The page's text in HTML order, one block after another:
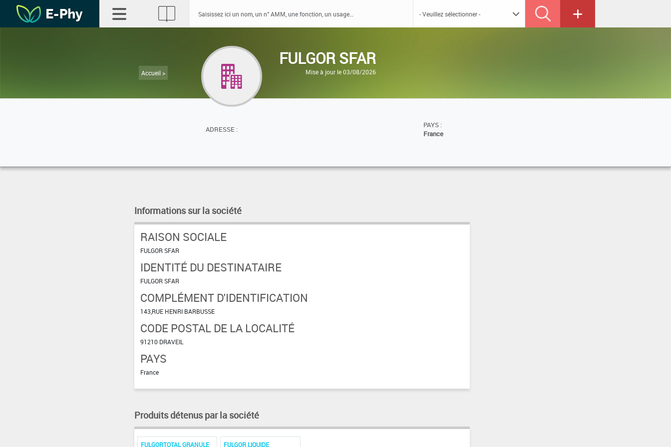
Accueil >
FULGOR SFAR
Mise à jour le 03/08/2026
ADRESSE :
PAYS :
France
Informations sur la société
RAISON SOCIALE
FULGOR SFAR
IDENTITÉ DU DESTINATAIRE
FULGOR SFAR
COMPLÉMENT D'IDENTIFICATION
143,RUE HENRI BARBUSSE
CODE POSTAL DE LA LOCALITÉ
91210 DRAVEIL
PAYS
France
Produits détenus par la société
FULGORTOTAL GRANULE FULGOR LIQUIDE